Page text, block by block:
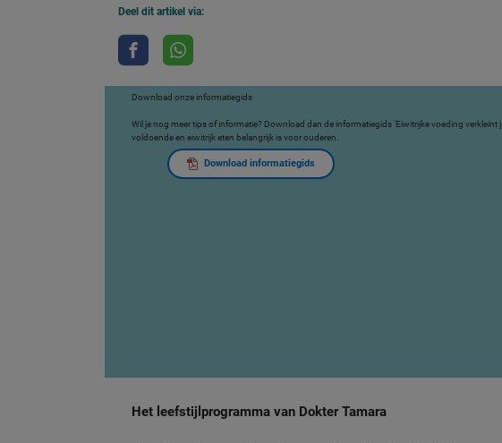
Deel dit artikel via:
Download onze informatiegids
Wil je nog meer tips of informatie? Download dan de informatiegids ‘Eiwitrijke voeding
voldoende en eiwitrijk eten belangrijk is voor ouderen.
Download informatiegids
Het leefstijlprogramma van Dokter Tamara